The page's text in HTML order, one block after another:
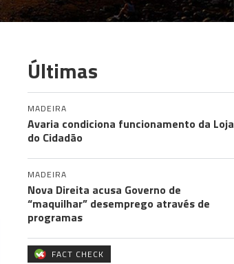
Últimas
MADEIRA
Avaria condiciona funcionamento da Loja
do Cidadão
MADEIRA
Nova Direita acusa Governo de
“maquilhar” desemprego através de
programas
FACT CHECK